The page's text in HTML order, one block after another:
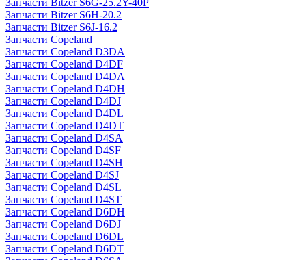
Запчасти Bitzer S6G-25.2Y-40P
Запчасти Bitzer S6H-20.2
Запчасти Bitzer S6J-16.2
Запчасти Copeland
Запчасти Copeland D3DA
Запчасти Copeland D4DF
Запчасти Copeland D4DA
Запчасти Copeland D4DH
Запчасти Copeland D4DJ
Запчасти Copeland D4DL
Запчасти Copeland D4DT
Запчасти Copeland D4SA
Запчасти Copeland D4SF
Запчасти Copeland D4SH
Запчасти Copeland D4SJ
Запчасти Copeland D4SL
Запчасти Copeland D4ST
Запчасти Copeland D6DH
Запчасти Copeland D6DJ
Запчасти Copeland D6DL
Запчасти Copeland D6DT